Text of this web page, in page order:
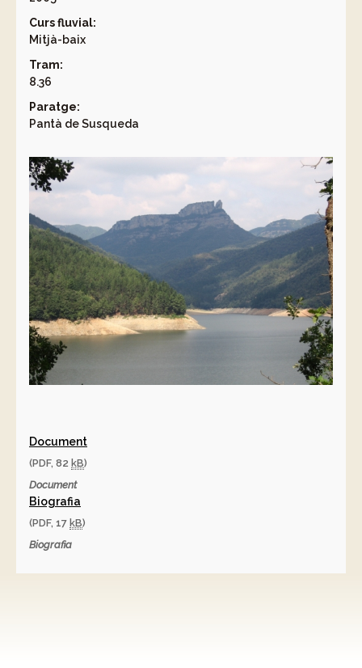
Curs fluvial:
Mitjà-baix
Tram:
8.36
Paratge:
Pantà de Susqueda
Document
(PDF, 82 kB)
Document
Biografia
(PDF, 17 kB)
Biografia